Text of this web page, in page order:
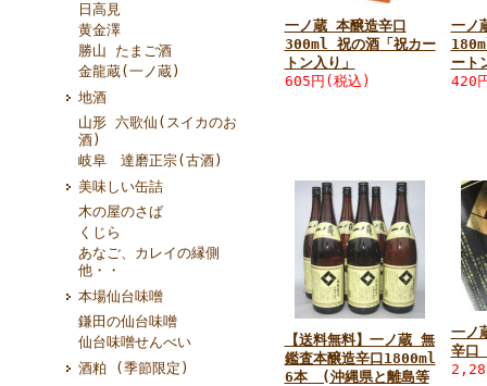
日高見
黄金澤
勝山 たまご酒
金龍蔵(一ノ蔵)
地酒
山形 六歌仙(スイカのお
酒)
岐阜 達磨正宗(古酒)
美味しい缶詰
木の屋のさば
くじら
あなご、カレイの縁側
他・・
本場仙台味噌
鎌田の仙台味噌
仙台味噌せんべい
酒粕 (季節限定)
一ノ蔵 本醸造辛口
300ml 祝の酒「祝カー
トン入り」
605円(税込)
一ノ
ート
420
【送料無料】一ノ蔵 無
鑑査本醸造辛口1800ml
6本 (沖縄県と離島等
一ノ
辛口